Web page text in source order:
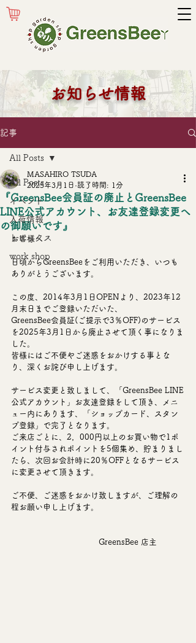
お知らせ情報
記事
All Posts
イベント
入荷情報
トピックス
work shop
All Posts
『GreensBee会員証の廃止とGreensBee
LINE公式アカウント、お友達登録変更へ
の御願いです』
MASAHIRO TSUDA
2025年3月1日 読了時間: 1分
お客様へ
日頃からGreensBeeをご利用いただき、いつも
ありがとうございます。
この度、2014年3月1日OPENより、2023年12
月末日までご登録いただいた、
GreensBee会員証(ご提示で3％OFF)のサービス
を2025年3月1日から廃止させて頂く事になりま
した。
皆様にはご不便やご迷惑をおかけする事とな
り、深くお詫び申し上げます。
サービス変更と致しまして、「GreensBee LINE
公式アカウント」お友達登録をして頂き、メニ
ュー内にあります、「ショップカード、スタン
プ登録」で完了となります。
ご来店ごとに、2，000円以上のお買い物で1ポ
イント付与されポイントを5個集め、貯まりまし
たら、次回お会計時に20％OFFとなるサービス
に変更させて頂きます。
ご不便、ご迷惑をおかけ致しますが、ご理解の
程お願い申し上げます。
GreensBee 店主